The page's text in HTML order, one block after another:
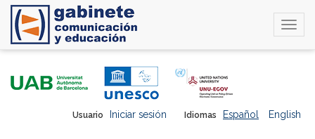
Idiomas Español English
Usuario Iniciar sesión